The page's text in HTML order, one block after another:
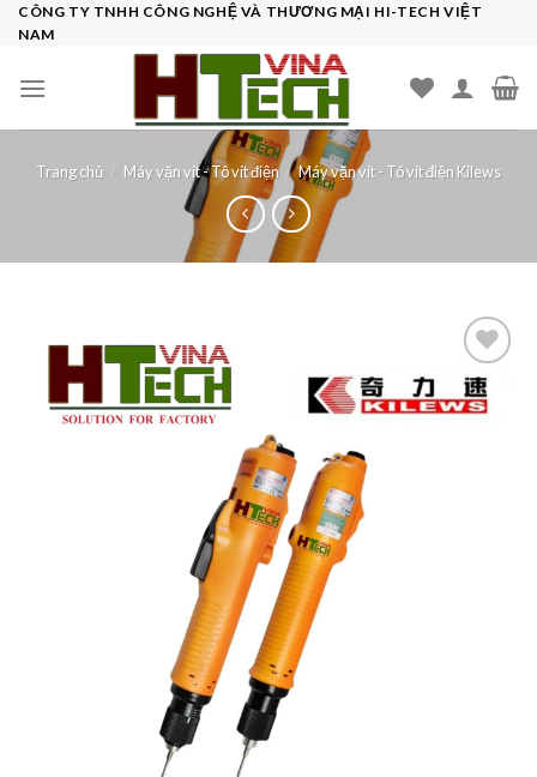
SkipCÔNG TY TNHH CÔNG NGHỆ VÀ THƯƠNG MẠI HI-TECH VIỆT
NAM
Trang chủ / Máy vặn vít - Tô vít điện / Máy vặn vít - Tô vít điện Kilews
Add to
wishlist